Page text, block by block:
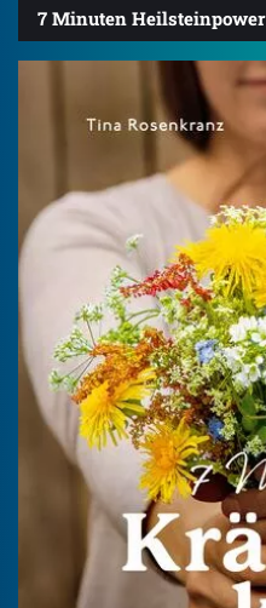
7 Minuten Heilsteinpower